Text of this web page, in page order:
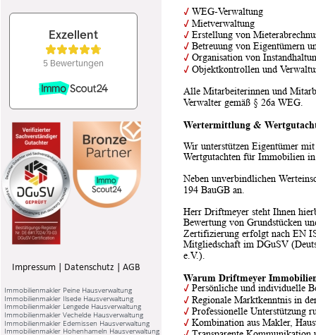
Impressum Datenschutz AGB
Immobilienmakler Peine Hausverwaltung
Immobilienmakler Ilsede Hausverwaltung
Immobilienmakler Lengede Hausverwaltung
Immobilienmakler Vechelde Hausverwaltung
Immobilienmakler Edemissen Hausverwaltung
Immobilienmakler Hohenhameln Hausverwaltung
✓ WEG-Verwaltung
✓ Mietverwaltung
✓ Erstellung von
✓ Betreuung von Eigentümern
✓ Organisation von
✓ Objektkontrollen und
Alle Mitarbeiterinnen und
Verwalter gemäß § 26a WEG.
Wertermittlung &
Wir unterstützen Eigentümer
Wertgutachten für Immobilien
Neben unverbindlichen
194 BauGB an.
Herr Driftmeyer steht Ihnen
Bewertung von Grundstücken
Zertifizierung erfolgt nach EN
Mitgliedschaft im DGuSV
e.V.).
Warum Driftmeyer
✓ Persönliche und individuelle
✓ Regionale Marktkenntnis in
✓ Professionelle Unterstützung
✓ Kombination aus Makler,